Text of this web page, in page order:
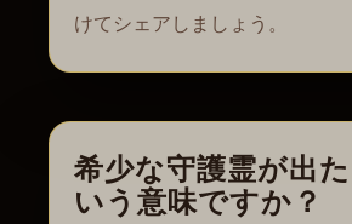
けてシェアしましょう。
希少な守護霊が出
いう意味ですか？